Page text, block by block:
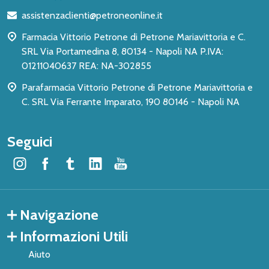
pagina
assistenzaclienti@petroneonline.it
Farmacia Vittorio Petrone di Petrone Mariavittoria e C.
SRL Via Portamedina 8, 80134 - Napoli NA P.IVA:
01211040637 REA: NA-302855
Parafarmacia Vittorio Petrone di Petrone Mariavittoria e
C. SRL Via Ferrante Imparato, 190 80146 - Napoli NA
Seguici
Navigazione
Informazioni Utili
Aiuto